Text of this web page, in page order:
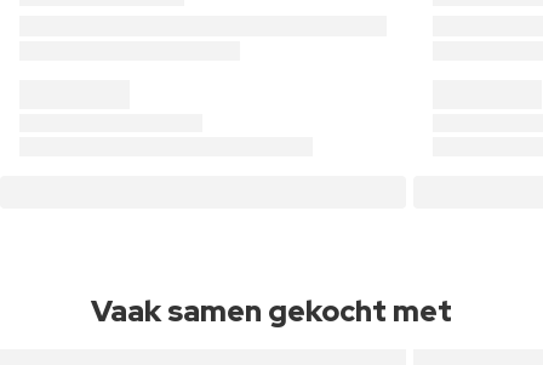
Vaak samen gekocht met